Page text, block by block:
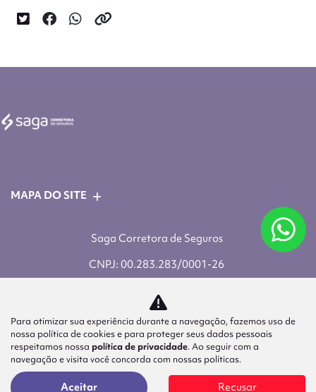
MAPA DO SITE
Saga Corretora de Seguros
CNPJ: 00.283.283/0001-26
Para otimizar sua experiência durante a navegação, fazemos uso de
nossa política de cookies e para proteger seus dados pessoais
respeitamos nossa política de privacidade. Ao seguir com a
navegação e visita você concorda com nossas políticas.
Aceitar Recusar